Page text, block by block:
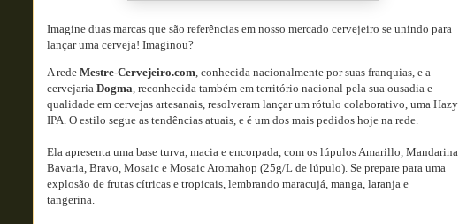
Imagine duas marcas que são referências em nosso mercado cervejeiro se unindo para
lançar uma cerveja! Imaginou?
A rede Mestre-Cervejeiro.com, conhecida nacionalmente por suas franquias, e a
cervejaria Dogma, reconhecida também em território nacional pela sua ousadia e
qualidade em cervejas artesanais, resolveram lançar um rótulo colaborativo, uma Hazy
IPA. O estilo segue as tendências atuais, e é um dos mais pedidos hoje na rede.
Ela apresenta uma base turva, macia e encorpada, com os lúpulos Amarillo, Mandarina
Bavaria, Bravo, Mosaic e Mosaic Aromahop (25g/L de lúpulo). Se prepare para uma
explosão de frutas cítricas e tropicais, lembrando maracujá, manga, laranja e
tangerina.